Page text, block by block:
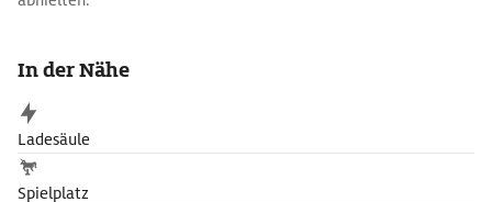
In der Nähe
Ladesäule
Spielplatz